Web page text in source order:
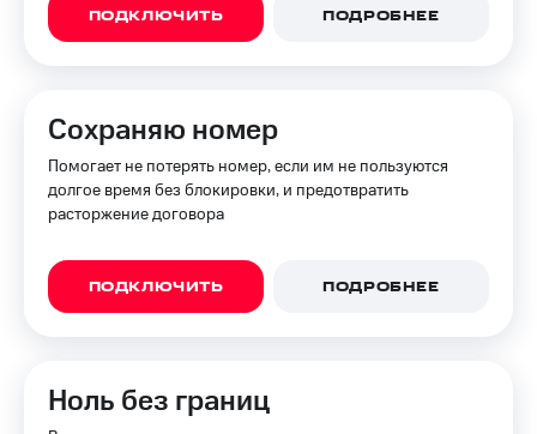
ПОДКЛЮЧИТЬ ПОДРОБНЕЕ
Сохраняю номер
Помогает не потерять номер, если им не пользуются
долгое время без блокировки, и предотвратить
расторжение договора
ПОДКЛЮЧИТЬ ПОДРОБНЕЕ
Ноль без границ